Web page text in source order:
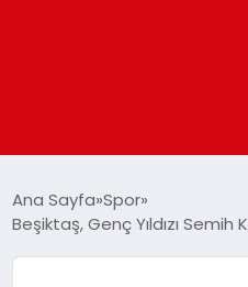
Ana Sayfa Spor
Beşiktaş, Genç Yıldızı Semih